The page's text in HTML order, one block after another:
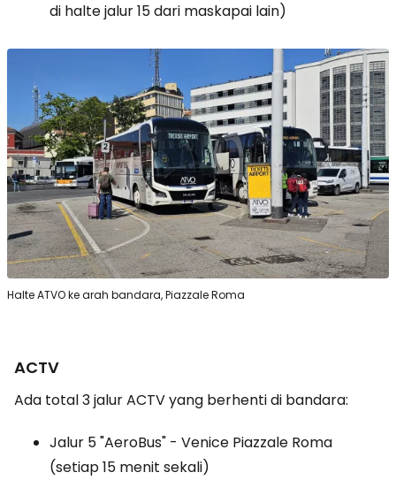
di halte jalur 15 dari maskapai lain)
Halte ATVO ke arah bandara, Piazzale Roma
ACTV
Ada total 3 jalur ACTV yang berhenti di bandara:
Jalur 5 "AeroBus" - Venice Piazzale Roma
(setiap 15 menit sekali)